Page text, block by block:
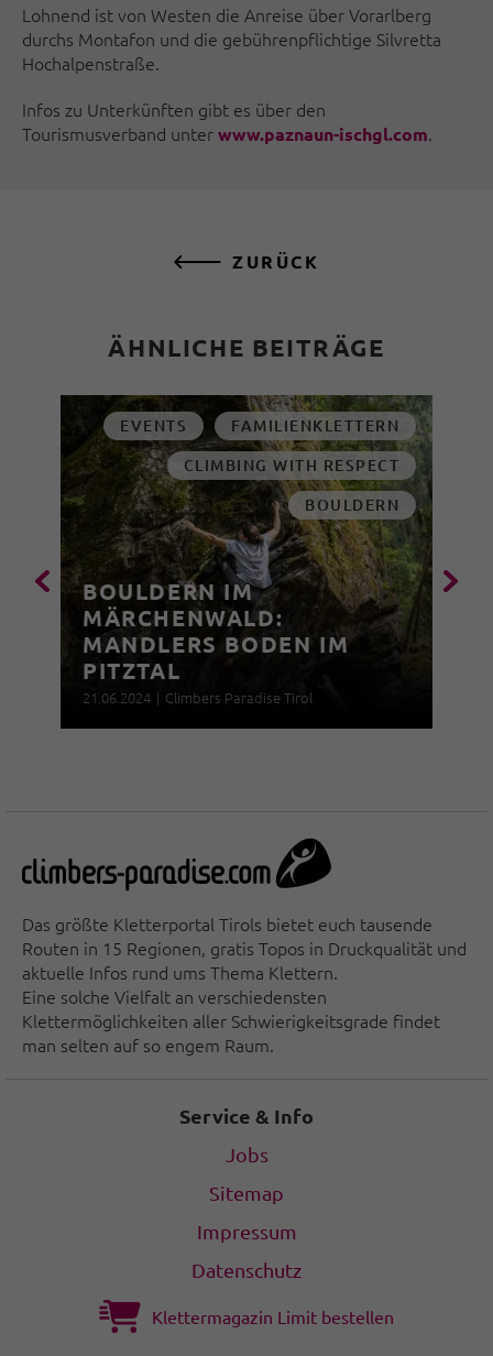
Lohnend ist von Westen die Anreise über Vorarlberg
durchs Montafon und die gebührenpflichtige Silvretta
Hochalpenstraße.
Infos zu Unterkünften gibt es über den
Tourismusverband unterwww.paznaun-ischgl.com.
ZURÜCK
ÄHNLICHE BEITRÄGE
EVENTS
FAMILIENKLETTERN
CLIMBING WITH RESPECT
BOULDERN
BOULDERN IM
MÄRCHENWALD:
MANDLERS BODEN IM
PITZTAL
21.06.2024 | Climbers Paradise Tirol
Das größte Kletterportal Tirols bietet euch tausende
Routen in 15 Regionen, gratis Topos in Druckqualität und
aktuelle Infos rund ums Thema Klettern.
Eine solche Vielfalt an verschiedensten
Klettermöglichkeiten aller Schwierigkeitsgrade findet
man selten auf so engem Raum.
Service & Info
Jobs
Sitemap
Impressum
Datenschutz
Klettermagazin Limit bestellen